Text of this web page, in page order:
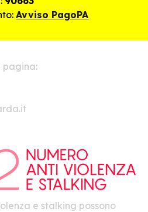
Avviso PagoPA
pagina:
e stalking possono